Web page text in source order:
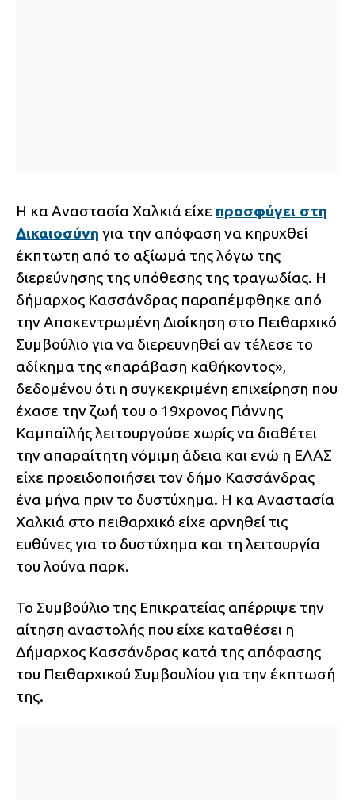
Η κα Αναστασία Χαλκιά είχε προσφύγει στη
Δικαιοσύνη για την απόφαση να κηρυχθεί
έκπτωτη από το αξίωμά της λόγω της
διερεύνησης της υπόθεσης της τραγωδίας. Η
δήμαρχος Κασσάνδρας παραπέμφθηκε από
την Αποκεντρωμένη Διοίκηση στο Πειθαρχικό
Συμβούλιο για να διερευνηθεί αν τέλεσε το
αδίκημα της «παράβαση καθήκοντος»,
δεδομένου ότι η συγκεκριμένη επιχείρηση που
έχασε την ζωή του ο 19χρονος Γιάννης
Καμπαϊλής λειτουργούσε χωρίς να διαθέτει
την απαραίτητη νόμιμη άδεια και ενώ η ΕΛΑΣ
είχε προειδοποιήσει τον δήμο Κασσάνδρας
ένα μήνα πριν το δυστύχημα. Η κα Αναστασία
Χαλκιά στο πειθαρχικό είχε αρνηθεί τις
ευθύνες για το δυστύχημα και τη λειτουργία
του λούνα παρκ.
Το Συμβούλιο της Επικρατείας απέρριψε την
αίτηση αναστολής που είχε καταθέσει η
Δήμαρχος Κασσάνδρας κατά της απόφασης
του Πειθαρχικού Συμβουλίου για την έκπτωσή
της.